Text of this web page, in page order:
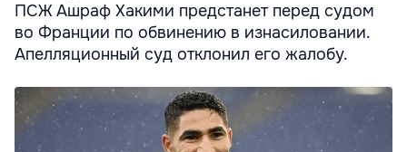
ПСЖ Ашраф Хакими предстанет перед судом
во Франции по обвинению в изнасиловании.
Апелляционный суд отклонил его жалобу.